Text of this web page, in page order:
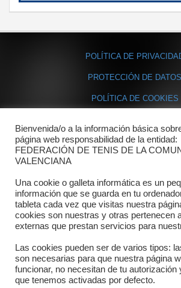
POLÍTICA DE
PROTECCIÓN DE DATOS
POLÍTICA DE COOKIES
Contacto
Dónde estamos
Directorio departamentos
Horario
Formulario de contacto
Bienvenida/o a la información básica
página web responsabilidad de la entidad:
FEDERACIÓN DE TENIS DE LA
VALENCIANA
Una cookie o galleta informática es un
información que se guarda en tu
tableta cada vez que visitas nuestra
cookies son nuestras y otras pertenecen
externas que prestan servicios para
Las cookies pueden ser de varios tipos:
son necesarias para que nuestra página
funcionar, no necesitan de tu autorización
que tenemos activadas por defecto.